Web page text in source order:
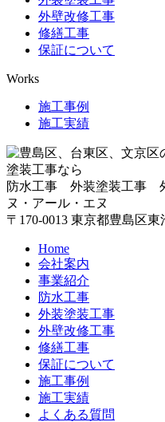
外壁改修工事
修繕工事
保証について
Works
施工事例
施工実績
防水工事 外装塗装工事
ヌ・アール・エヌ
〒170-0013 東京都豊島区
Home
会社案内
事業紹介
防水工事
外装塗装工事
外壁改修工事
修繕工事
保証について
施工事例
施工実績
よくある質問